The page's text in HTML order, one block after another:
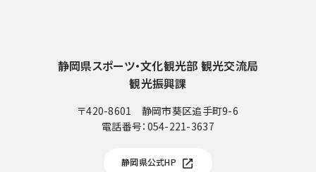
静岡県スポーツ・文化観光部 観光交流局
観光振興課
〒420-8601 静岡市葵区追手町9-6
電話番号：
番
054-221-3637
静岡県公式HP